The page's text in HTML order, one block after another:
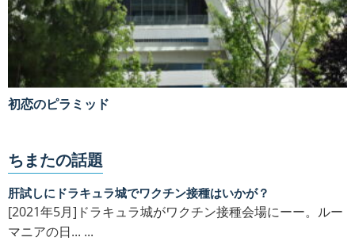
初恋のピラミッド
ちまたの話題
肝試しにドラキュラ城でワクチン接種はいかが？
[2021年5月]ドラキュラ城がワクチン接種会場にーー。ルー
マニアの日... ...